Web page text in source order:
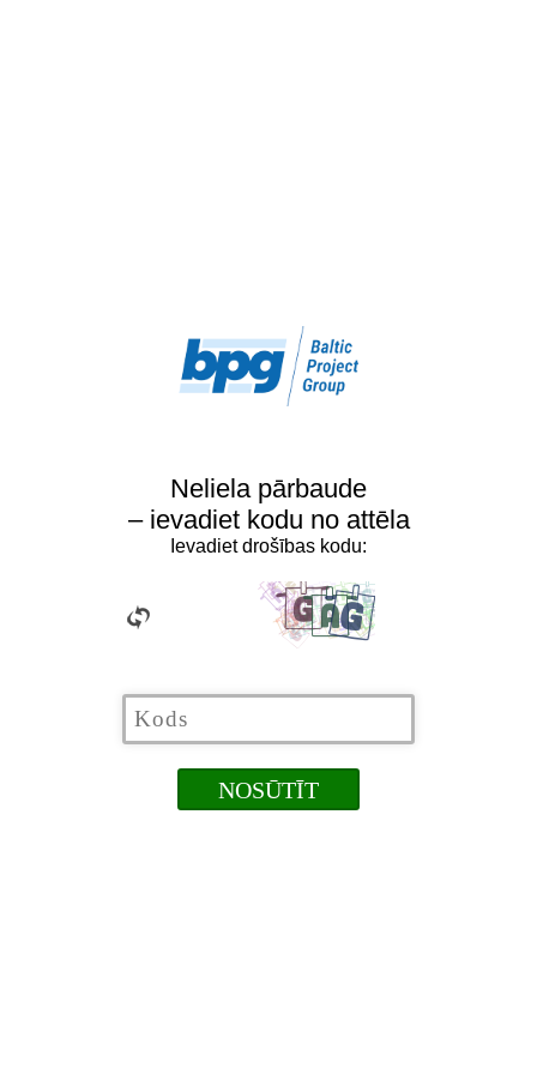
Neliela pārbaude
– ievadiet kodu no attēla
Ievadiet drošības kodu: